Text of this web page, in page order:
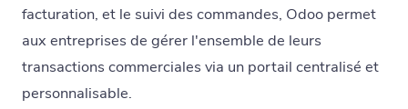
facturation, et le suivi des commandes, Odoo permet
aux entreprises de gérer l'ensemble de leurs
transactions commerciales via un portail centralisé et
personnalisable.